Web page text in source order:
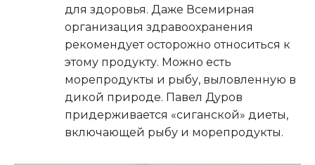
для здоровья. Даже Всемирная
организация здравоохранения
рекомендует осторожно относиться к
этому продукту. Можно есть
морепродукты и рыбу, выловленную в
дикой природе. Павел Дуров
придерживается «сиганской» диеты,
включающей рыбу и морепродукты.